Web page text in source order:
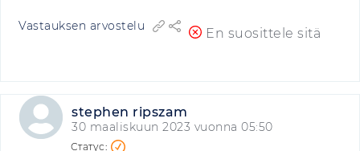
Vastauksen arvostelu
En suosittele sitä
stephen ripszam
30 maaliskuun 2023 vuonna 05:50